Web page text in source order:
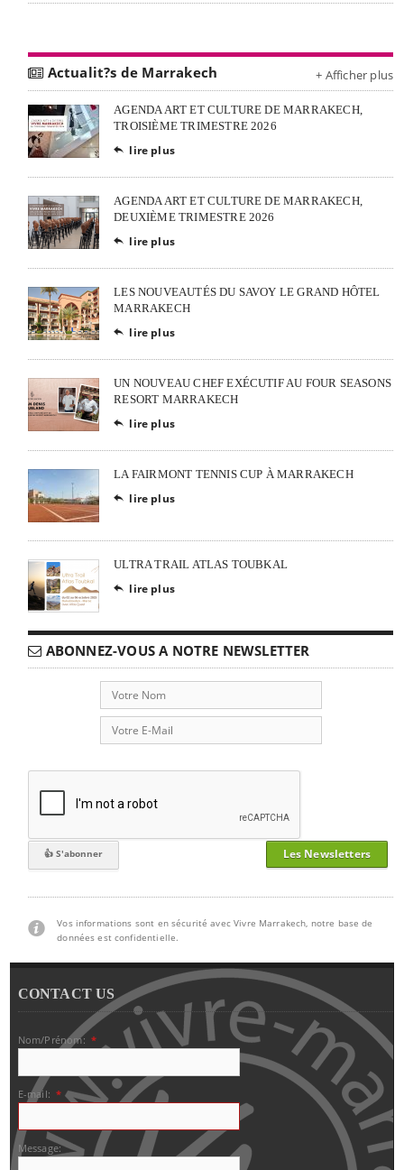
Actualit?s de Marrakech + Afficher plus
AGENDA ART ET CULTURE DE MARRAKECH,
TROISIÈME TRIMESTRE 2026
 lire plus
AGENDA ART ET CULTURE DE MARRAKECH,
DEUXIÈME TRIMESTRE 2026
 lire plus
LES NOUVEAUTÉS DU SAVOY LE GRAND HÔTEL
MARRAKECH
 lire plus
UN NOUVEAU CHEF EXÉCUTIF AU FOUR SEASONS
RESORT MARRAKECH
 lire plus
LA FAIRMONT TENNIS CUP À MARRAKECH
 lire plus
ULTRA TRAIL ATLAS TOUBKAL
 lire plus
ABONNEZ-VOUS A NOTRE NEWSLETTER
Les Newsletters
Vos informations sont en sécurité avec Vivre Marrakech, notre base de
données est confidentielle.
CONTACT US
Nom/Prénom: *
E-mail: *
Message: